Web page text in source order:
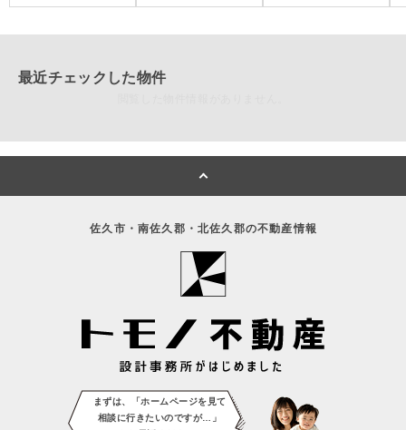
最近チェックした物件
佐久市・南佐久郡・北佐久郡の不動産情報
まずは、「ホームページを見て
相談に行きたいのですが…」